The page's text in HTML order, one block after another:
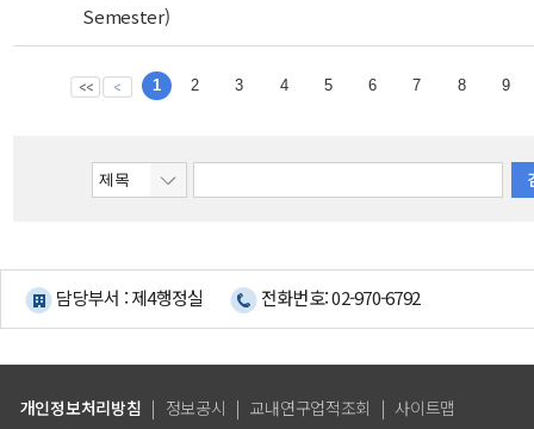
Semester)
1 2 3 4 5 6 7 8 9
담당부서 : 제4행정실 전화번호: 02-970-6792
개인정보처리방침 | 정보공시 | 교내연구업적조회 | 사이트맵